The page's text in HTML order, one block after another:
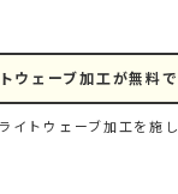
ウェーブ加工が無料で
イトウェーブ加工を施